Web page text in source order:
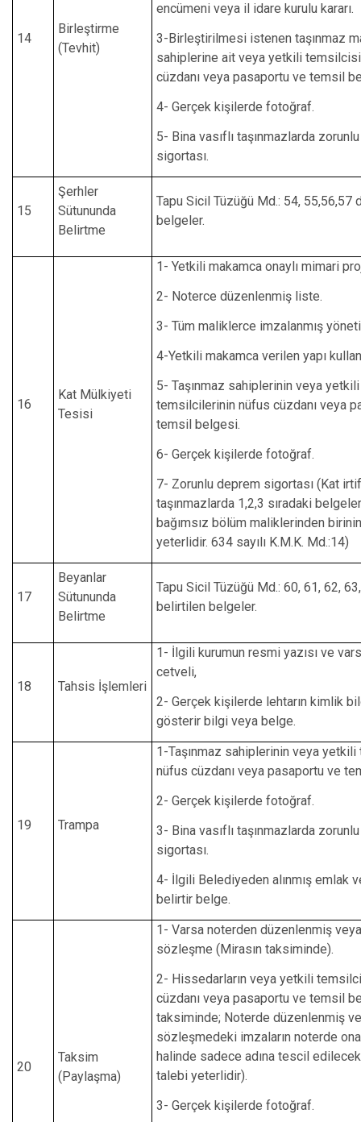
14
Birleştirme
(Tevhit)
encümeni veya il idare kurulu kararı.
3-Birleştirilmesi istenen taşınmaz
sahiplerine ait veya yetkili
cüzdanı veya pasaportu ve temsil
4- Gerçek kişilerde fotoğraf.
5- Bina vasıflı taşınmazlarda
sigortası.
15
Şerhler
Sütununda
Belirtme
Tapu Sicil Tüzüğü Md.: 54, 55,56,57
belgeler.
16
Kat Mülkiyeti
Tesisi
1- Yetkili makamca onaylı mimari
2- Noterce düzenlenmiş liste.
3- Tüm maliklerce imzalanmış
4-Yetkili makamca verilen yapı
5- Taşınmaz sahiplerinin veya yetkili
temsilcilerinin nüfus cüzdanı veya
temsil belgesi.
6- Gerçek kişilerde fotoğraf.
7- Zorunlu deprem sigortası (Kat
taşınmazlarda 1,2,3 sıradaki
bağımsız bölüm maliklerinden
yeterlidir. 634 sayılı K.M.K. Md.:14)
17
Beyanlar
Sütununda
Belirtme
Tapu Sicil Tüzüğü Md.: 60, 61, 62,
belirtilen belgeler.
18 Tahsis İşlemleri
1- İlgili kurumun resmi yazısı ve
cetveli,
2- Gerçek kişilerde lehtarın kimlik
gösterir bilgi veya belge.
19 Trampa
1-Taşınmaz sahiplerinin veya
nüfus cüzdanı veya pasaportu ve
2- Gerçek kişilerde fotoğraf.
3- Bina vasıflı taşınmazlarda
sigortası.
4- İlgili Belediyeden alınmış emlak
belirtir belge.
20
Taksim
(Paylaşma)
1- Varsa noterden düzenlenmiş veya
sözleşme (Mirasın taksiminde).
2- Hissedarların veya yetkili
cüzdanı veya pasaportu ve temsil
taksiminde; Noterde düzenlenmiş
sözleşmedeki imzaların noterde
halinde sadece adına tescil
talebi yeterlidir).
3- Gerçek kişilerde fotoğraf.